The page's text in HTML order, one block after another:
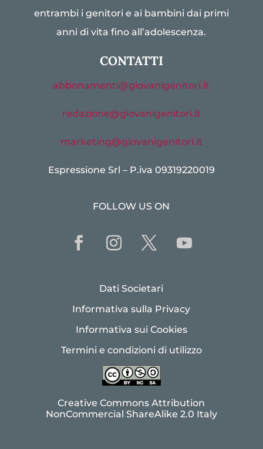
entrambi i genitori e ai bambini dai primi
anni di vita fino all’adolescenza.
CONTATTI
abbonamenti@giovanigenitori.it
redazione@giovanigenitori.it
marketing@giovanigenitori.it
Espressione Srl – P.iva 09319220019
FOLLOW US ON
Dati Societari
Informativa sulla Privacy
Informativa sui Cookies
Termini e condizioni di utilizzo
Creative Commons Attribution
NonCommercial ShareAlike 2.0 Italy